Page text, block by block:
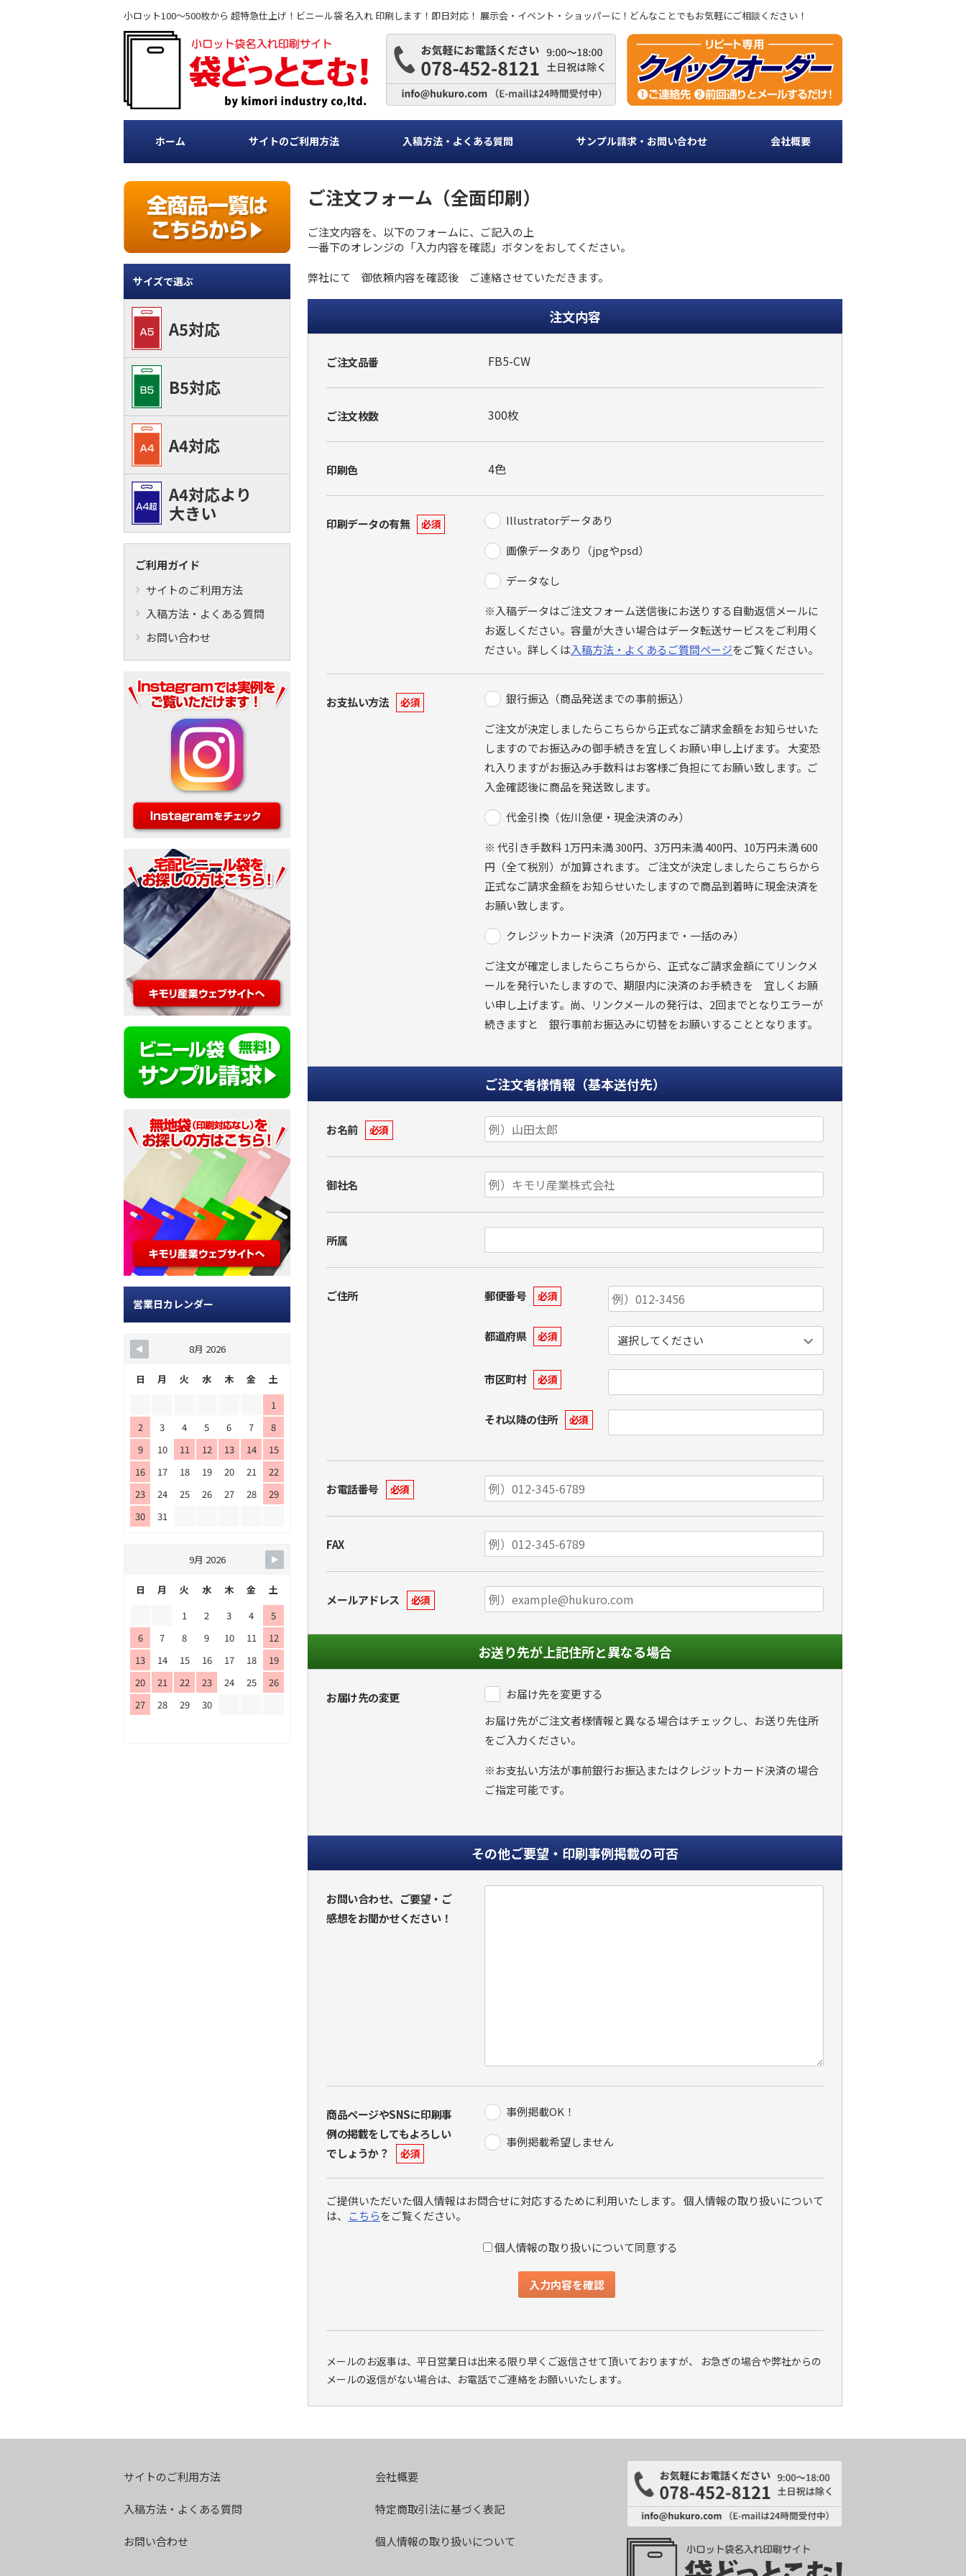
小ロット100～500枚から 超特急仕上げ！ビニール袋 名入れ 印刷します！即日対応！ 展示会・イベント・ショッパーに！どんなことでもお気軽にご相談ください！
ホーム サイトのご利用方法 入稿方法・よくある質問 サンプル請求・お問い合わせ 会社概要
ご注文フォーム（全面印刷）
ご注文内容を、以下のフォームに、ご記入の上
一番下のオレンジの「入力内容を確認」ボタンをおしてください。
弊社にて 御依頼内容を確認後 ご連絡させていただきます。
注文内容
ご注文品番
ご注文枚数
印刷色
印刷データの有無 必須
Illustratorデータあり
画像データあり（jpgやpsd）
データなし
※入稿データはご注文フォーム送信後にお送りする自動返信メールに
お返しください。容量が大きい場合はデータ転送サービスをご利用く
ださい。詳しくは入稿方法・よくあるご質問ページをご覧ください。
お支払い方法 必須
銀行振込（商品発送までの事前振込）
ご注文が決定しましたらこちらから正式なご請求金額をお知らせいた
しますのでお振込みの御手続きを宜しくお願い申し上げます。 大変恐
れ入りますがお振込み手数料はお客様ご負担にてお願い致します。ご
入金確認後に商品を発送致します。
代金引換（佐川急便・現金決済のみ）
※ 代引き手数料 1万円未満 300円、3万円未満 400円、10万円未満 600
円（全て税別）が加算されます。 ご注文が決定しましたらこちらから
正式なご請求金額をお知らせいたしますので商品到着時に現金決済を
お願い致します。
クレジットカード決済（20万円まで・一括のみ）
ご注文が確定しましたらこちらから、正式なご請求金額にてリンクメ
ールを発行いたしますので、期限内に決済のお手続きを 宜しくお願
い申し上げます。尚、リンクメールの発行は、2回までとなりエラーが
続きますと 銀行事前お振込みに切替をお願いすることとなります。
ご注文者様情報（基本送付先）
お名前 必須
御社名
所属
ご住所 郵便番号 必須
都道府県 必須
市区町村 必須
それ以降の住所 必須
お電話番号 必須
FAX
メールアドレス 必須
お送り先が上記住所と異なる場合
お届け先の変更
お届け先を変更する
お届け先がご注文者様情報と異なる場合はチェックし、お送り先住所
をご入力ください。
※お支払い方法が事前銀行お振込またはクレジットカード決済の場合
ご指定可能です。
その他ご要望・印刷事例掲載の可否
お問い合わせ、ご要望・ご
感想をお聞かせください！
商品ページやSNSに印刷事
例の掲載をしてもよろしい
でしょうか？
必須
事例掲載OK！
事例掲載希望しません
ご提供いただいた個人情報はお問合せに対応するために利用いたします。 個人情報の取り扱いについて
は、 こちらをご覧ください。
個人情報の取り扱いについて同意する
メールのお返事は、平日営業日は出来る限り早くご返信させて頂いておりますが、 お急ぎの場合や弊社からの
メールの返信がない場合は、お電話でご連絡をお願いいたします。
サイズで選ぶ
A5対応
B5対応
A4対応
A4対応より
大きい
ご利用ガイド
サイトのご利用方法
入稿方法・よくある質問
お問い合わせ
営業日カレンダー
8月 2026
日 月 火 水 木 金
土
1
2
3 4 5 6 7
8
9
10 11 12 13 14
15
16
17 18 19 20 21
22
23
24 25 26 27 28
29
30
31
9月 2026
日 月 火 水 木 金
土
1
2 3 4
5
6
7 8 9 10 11
12
13
14 15 16 17 18
19
20
21 22 23 24 25
26
27
28 29 30
サイトのご利用方法
入稿方法・よくある質問
お問い合わせ
会社概要
特定商取引法に基づく表記
個人情報の取り扱いについて